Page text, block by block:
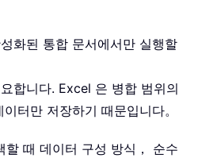
화된 통합 문서에서만 실행할
합니다. Excel 은 병합 범위의
터만 저장하기 때문입니다。
할 때 데이터 구성 방식， 순수